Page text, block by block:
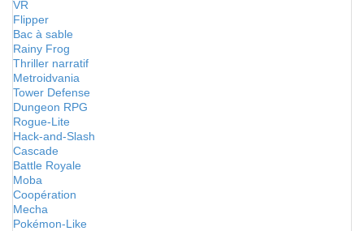
VR
Flipper
Bac à sable
Rainy Frog
Thriller narratif
Metroidvania
Tower Defense
Dungeon RPG
Rogue-Lite
Hack-and-Slash
Cascade
Battle Royale
Moba
Coopération
Mecha
Pokémon-Like